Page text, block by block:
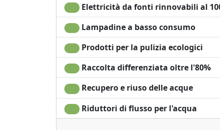
Elettricità da fonti rinnovabili al
Lampadine a basso consumo
Prodotti per la pulizia ecologici
Raccolta differenziata oltre l'80%
Recupero e riuso delle acque
Riduttori di flusso per l'acqua